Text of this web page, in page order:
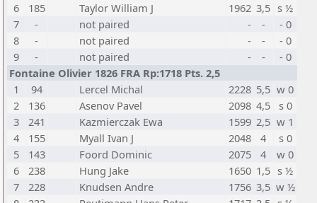
6
185 Taylor William J 1962 3,5 s ½
7
- not paired - -
- 0
8
- not paired - -
- 0
9
- not paired - -
- 0
Fontaine Olivier 1826 FRA Rp:1718 Pts. 2,5
1
94 Lercel Michal 2228 5,5 w 0
2
136 Asenov Pavel 2098 4,5 s 0
3
241 Kazmierczak Ewa 1599 2,5 w 1
4
155 Myall Ivan J 2048 4
s 0
5
143 Foord Dominic 2075 4
w 0
6
238 Hung Jake 1650 1,5 s ½
7
228 Knudsen Andre 1756 3,5 w ½